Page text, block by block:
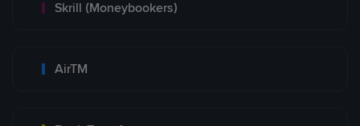
Skrill (Moneybookers)
AirTM